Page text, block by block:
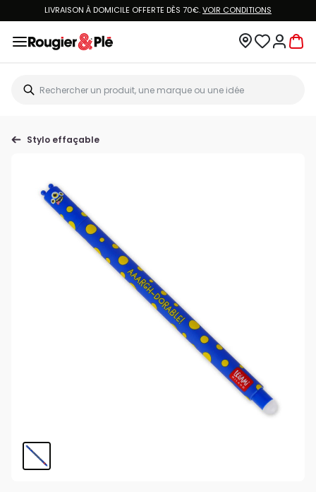
LIVRAISON À DOMICILE OFFERTE DÈS 70€.VOIR CONDITIONS
Stylo effaçable